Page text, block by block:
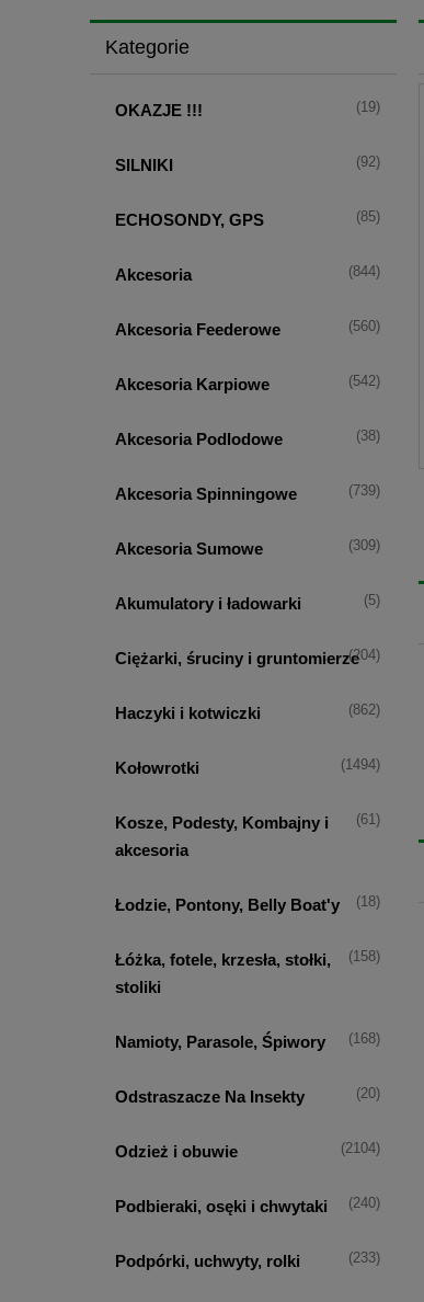
Kategorie
OKAZJE !!! (19)
SILNIKI (92)
ECHOSONDY, GPS (85)
Akcesoria (844)
Akcesoria Feederowe (560)
Akcesoria Karpiowe (542)
Akcesoria Podlodowe (38)
Akcesoria Spinningowe (739)
Akcesoria Sumowe (309)
Akumulatory i ładowarki (5)
Ciężarki, śruciny i gruntomierze(204)
Haczyki i kotwiczki (862)
Kołowrotki (1494)
Kosze, Podesty, Kombajny i
akcesoria
(61)
Łodzie, Pontony, Belly Boat'y (18)
Łóżka, fotele, krzesła, stołki,
stoliki
(158)
Namioty, Parasole, Śpiwory (168)
Odstraszacze Na Insekty (20)
Odzież i obuwie (2104)
Podbieraki, osęki i chwytaki (240)
Podpórki, uchwyty, rolki (233)